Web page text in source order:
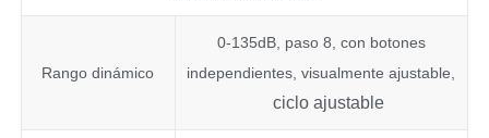
Rango dinámico
0-135dB, paso 8, con botones
independientes, visualmente ajustable,
ciclo ajustable